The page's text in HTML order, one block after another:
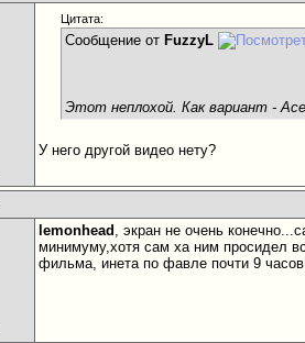
Цитата:
Сообщение от FuzzyL
Этот неплохой. Как вариант -
У него другой видео нету?
lemonhead , экран не очень
минимуму,хотя сам ха ним просидел
фильма, инета по фавле почти 9